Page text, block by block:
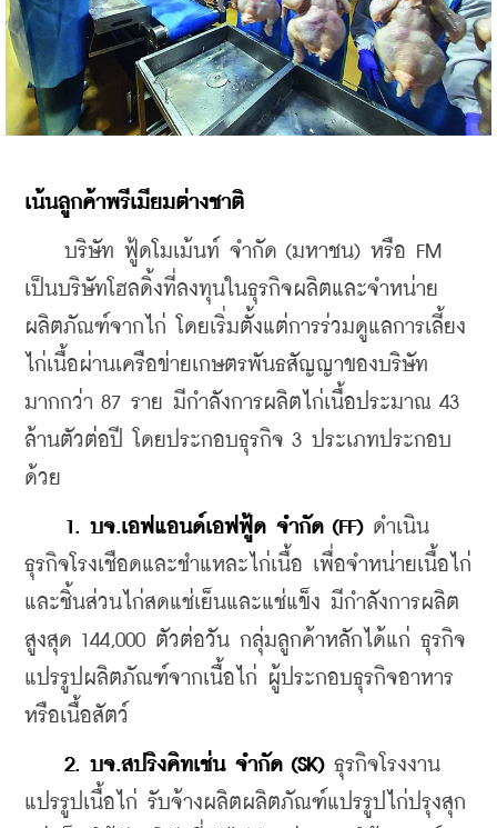
เน้นลูกค้าพรีเมียมต่างชาติ
บริษัท ฟู้ดโมเม้นท์ จำกัด (มหาชน) หรือ FM
เป็นบริษัทโฮลดิ้งที่ลงทุนในธุรกิจผลิตและจำหน่าย
ผลิตภัณฑ์จากไก่ โดยเริ่มตั้งแต่การร่วมดูแลการเลี้ยง
ไก่เนื้อผ่านเครือข่ายเกษตรพันธสัญญาของบริษัท
มากกว่า 87 ราย มีกำลังการผลิตไก่เนื้อประมาณ 43
ล้านตัวต่อปี โดยประกอบธุรกิจ 3 ประเภทประกอบ
ด้วย
1. บจ.เอฟแอนด์เอฟฟู้ด จำกัด (FF) ดำเนิน
ธุรกิจโรงเชือดและชำแหละไก่เนื้อ เพื่อจำหน่ายเนื้อไก่
และชิ้นส่วนไก่สดแช่เย็นและแช่แข็ง มีกำลังการผลิต
สูงสุด 144,000 ตัวต่อวัน กลุ่มลูกค้าหลักได้แก่ ธุรกิจ
แปรรูปผลิตภัณฑ์จากเนื้อไก่ ผู้ประกอบธุรกิจอาหาร
หรือเนื้อสัตว์
2. บจ.สปริงคิทเช่น จำกัด (SK) ธุรกิจโรงงาน
แปรรูปเนื้อไก่ รับจ้างผลิตผลิตภัณฑ์แปรรูปไก่ปรุงสุก